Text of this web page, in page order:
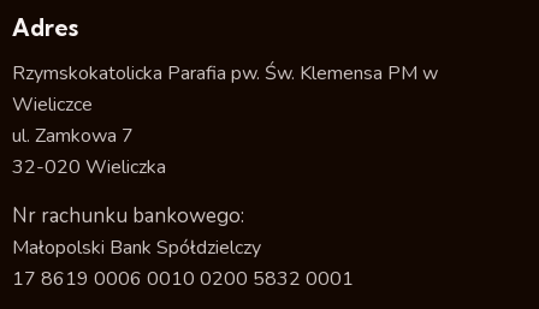
Adres
Rzymskokatolicka Parafia pw. Św. Klemensa PM w
Wieliczce
ul. Zamkowa 7
32-020 Wieliczka
Nr rachunku bankowego:
Małopolski Bank Spółdzielczy
17 8619 0006 0010 0200 5832 0001